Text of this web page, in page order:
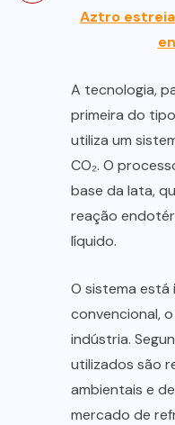
Aztro
A tecnologia,
primeira do
utiliza um
CO₂. O
base da lata,
reação
líquido.
O sistema
convencional,
indústria.
utilizados são
ambientais e
mercado de